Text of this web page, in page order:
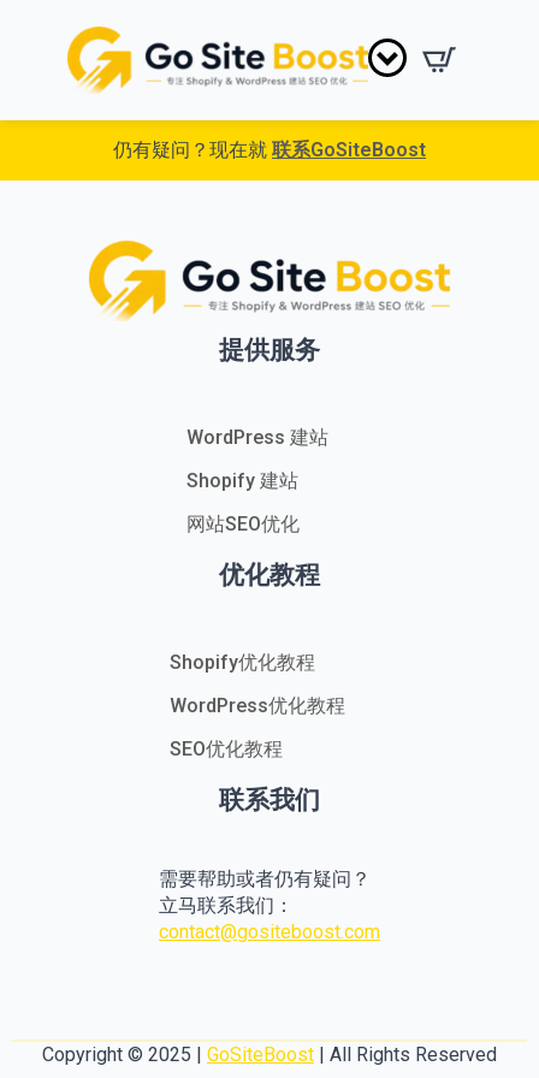
仍有疑问？现在就 联系GoSiteBoost
提供服务
WordPress 建站
Shopify 建站
网站SEO优化
优化教程
Shopify优化教程
WordPress优化教程
SEO优化教程
联系我们
需要帮助或者仍有疑问？
立马联系我们：
contact@gositeboost.com
Copyright © 2025 | GoSiteBoost | All Rights Reserved